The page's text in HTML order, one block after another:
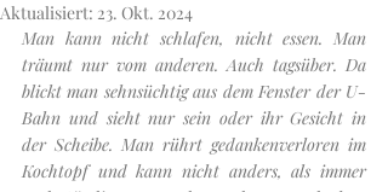
Aktualisiert: 23. Okt. 2024
Man kann nicht schlafen, nicht essen. Man
träumt nur vom anderen. Auch tagsüber. Da
blickt man sehnsüchtig aus dem Fenster der U-
Bahn und sieht nur sein oder ihr Gesicht in
der Scheibe. Man rührt gedankenverloren im
Kochtopf und kann nicht anders, als immer